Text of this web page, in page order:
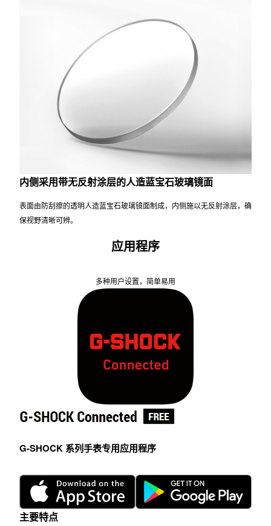
内侧采用带无反射涂层的人造蓝宝石玻璃镜面
表面由防刮擦的透明人造蓝宝石玻璃镜面制成，内侧施以无反射涂层，确
保视野清晰可辨。
应用程序
多种用户设置，简单易用
G-SHOCK 系列手表专用应用程序
主要特点